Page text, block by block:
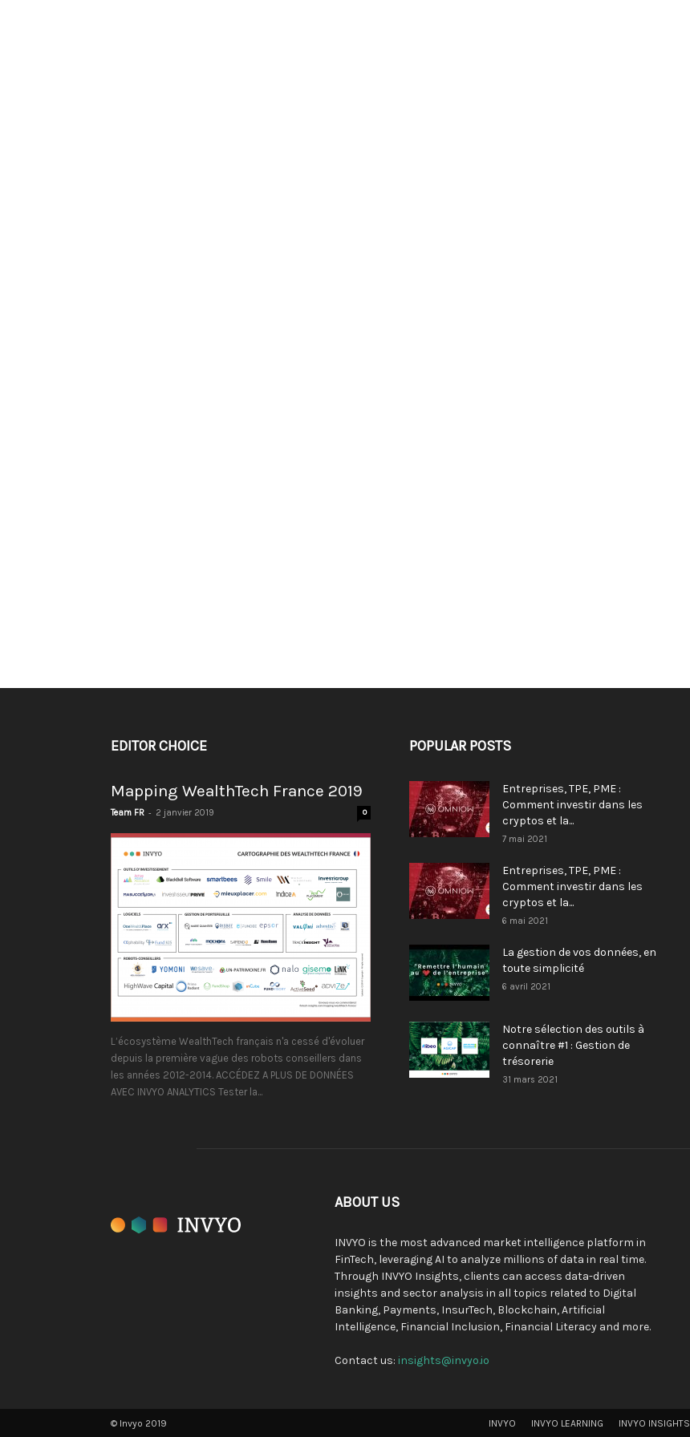
EDITOR CHOICE
Mapping WealthTech France 2019
Team FR - 2 janvier 2019 0
L’écosystème WealthTech français n'a cessé d'évoluer
depuis la première vague des robots conseillers dans
les années 2012-2014. ACCÉDEZ A PLUS DE DONNÉES
AVEC INVYO ANALYTICS Tester la...
POPULAR POSTS
Entreprises, TPE, PME :
Comment investir dans les
cryptos et la...
7 mai 2021
Entreprises, TPE, PME :
Comment investir dans les
cryptos et la...
6 mai 2021
La gestion de vos données, en
toute simplicité
6 avril 2021
Notre sélection des outils à
connaître #1 : Gestion de
trésorerie
31 mars 2021
ABOUT US
INVYO is the most advanced market intelligence platform in
FinTech, leveraging AI to analyze millions of data in real time.
Through INVYO Insights, clients can access data-driven
insights and sector analysis in all topics related to Digital
Banking, Payments, InsurTech, Blockchain, Artificial
Intelligence, Financial Inclusion, Financial Literacy and more.
Contact us: insights@invyo.io
INVYO INVYO LEARNING INVYO INSIGHTS
© Invyo 2019